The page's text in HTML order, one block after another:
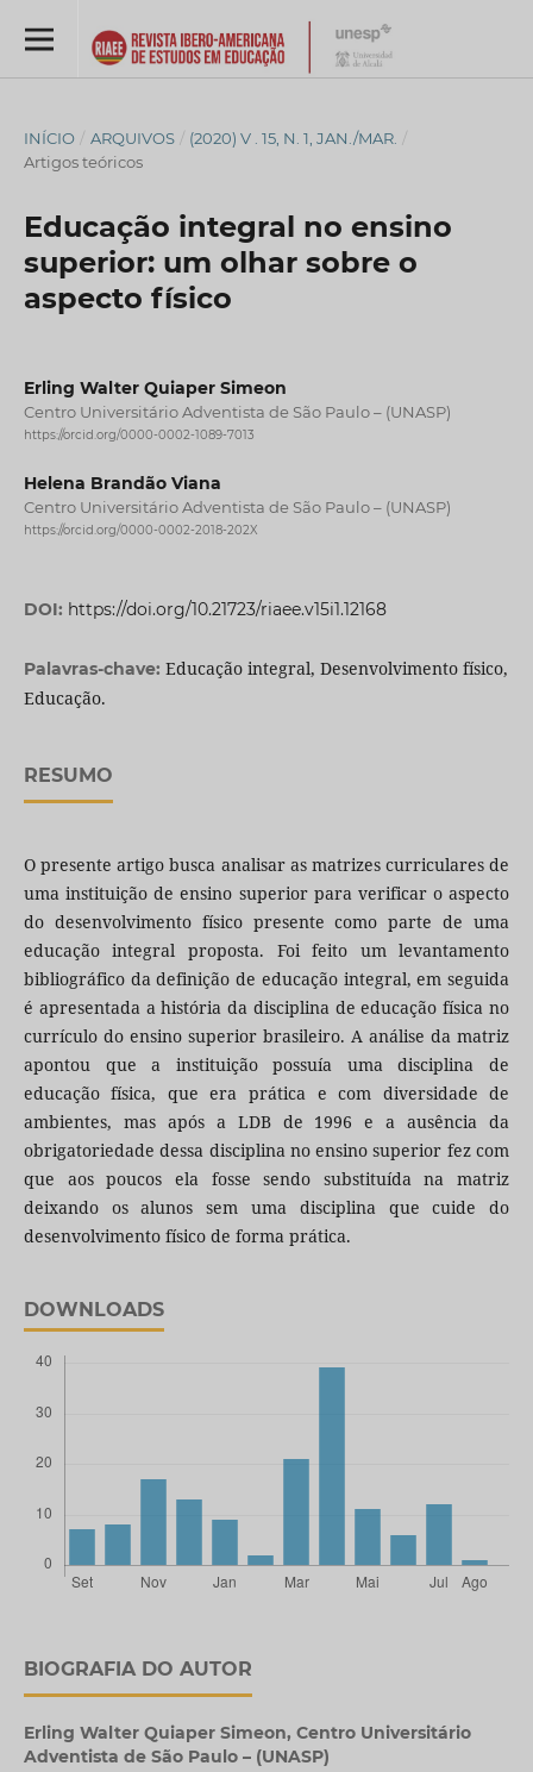
INÍCIO / ARQUIVOS / (2020) V . 15, N. 1, JAN./MAR. /
Artigos teóricos
Educação integral no ensino
superior: um olhar sobre o
aspecto físico
Erling Walter Quiaper Simeon
Centro Universitário Adventista de São Paulo – (UNASP)
https://orcid.org/0000-0002-1089-7013
Helena Brandão Viana
Centro Universitário Adventista de São Paulo – (UNASP)
https://orcid.org/0000-0002-2018-202X
DOI: https://doi.org/10.21723/riaee.v15i1.12168
Palavras-chave: Educação integral, Desenvolvimento físico,
Educação.
RESUMO
O presente artigo busca analisar as matrizes curriculares de
uma instituição de ensino superior para verificar o aspecto
do desenvolvimento físico presente como parte de uma
educação integral proposta. Foi feito um levantamento
bibliográfico da definição de educação integral, em seguida
é apresentada a história da disciplina de educação física no
currículo do ensino superior brasileiro. A análise da matriz
apontou que a instituição possuía uma disciplina de
educação física, que era prática e com diversidade de
ambientes, mas após a LDB de 1996 e a ausência da
obrigatoriedade dessa disciplina no ensino superior fez com
que aos poucos ela fosse sendo substituída na matriz
deixando os alunos sem uma disciplina que cuide do
desenvolvimento físico de forma prática.
DOWNLOADS
BIOGRAFIA DO AUTOR
Erling Walter Quiaper Simeon, Centro Universitário
Adventista de São Paulo – (UNASP)